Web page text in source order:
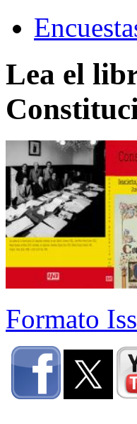
Lea el
Formato